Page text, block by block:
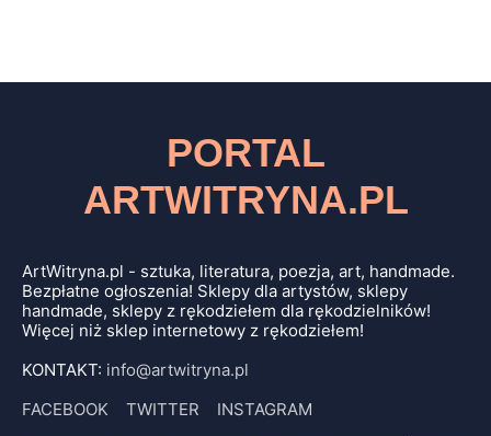
PORTAL
ARTWITRYNA.PL
ArtWitryna.pl - sztuka, literatura, poezja, art, handmade.
Bezpłatne ogłoszenia! Sklepy dla artystów, sklepy
handmade, sklepy z rękodziełem dla rękodzielników!
Więcej niż sklep internetowy z rękodziełem!
KONTAKT: info@artwitryna.pl
FACEBOOK
TWITTER
INSTAGRAM